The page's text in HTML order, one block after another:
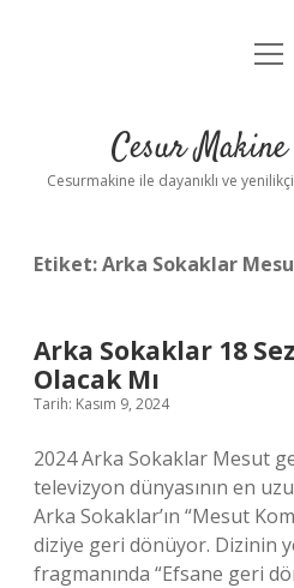
Yasal
Cesur
Cesurmakine ile dayanıklı ve
Etiket:Arka Sokaklar
Arka Sokaklar 18
Olacak Mı
Tarih: Kasım 9, 2024
2024 Arka Sokaklar Mesut
televizyon dünyasının en
Arka Sokaklar’ın “Mesut
diziye geri dönüyor. Dizinin
fragmanında “Efsane geri